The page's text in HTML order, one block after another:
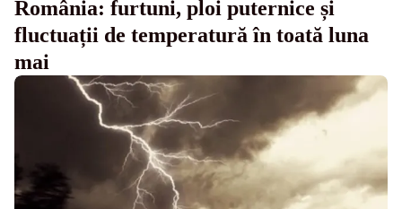
România: furtuni, ploi puternice și
fluctuații de temperatură în toată luna
mai